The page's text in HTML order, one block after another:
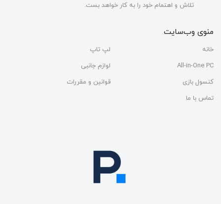
تلاش و اهتمام خود را به کار خواهد بست.
منوی وب‌سایت
خانه
لپ تاپ
All-in-One PC
لوازم جانبی
کنسول بازی
قوانین و مقررات
تماس با ما